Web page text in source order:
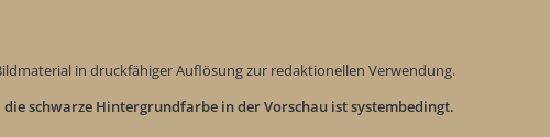
in druckfähiger Auflösung zur redaktionellen Verwendung.
schwarze Hintergrundfarbe in der Vorschau ist systembedingt.